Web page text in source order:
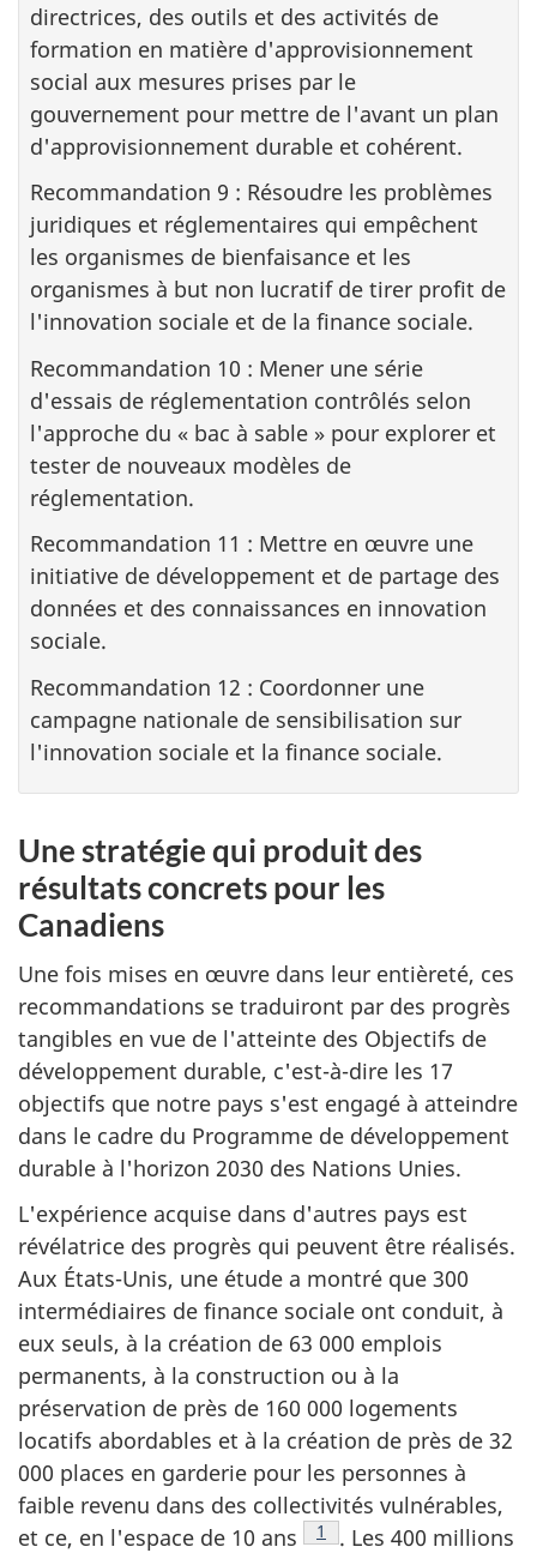
directrices, des outils et des activités de
formation en matière d'approvisionnement
social aux mesures prises par le
gouvernement pour mettre de l'avant un plan
d'approvisionnement durable et cohérent.
Recommandation 9 : Résoudre les problèmes
juridiques et réglementaires qui empêchent
les organismes de bienfaisance et les
organismes à but non lucratif de tirer profit de
l'innovation sociale et de la finance sociale.
Recommandation 10 : Mener une série
d'essais de réglementation contrôlés selon
l'approche du « bac à sable » pour explorer et
tester de nouveaux modèles de
réglementation.
Recommandation 11 : Mettre en œuvre une
initiative de développement et de partage des
données et des connaissances en innovation
sociale.
Recommandation 12 : Coordonner une
campagne nationale de sensibilisation sur
l'innovation sociale et la finance sociale.
Une stratégie qui produit des
résultats concrets pour les
Canadiens
Une fois mises en œuvre dans leur entièreté, ces
recommandations se traduiront par des progrès
tangibles en vue de l'atteinte des Objectifs de
développement durable, c'est-à-dire les 17
objectifs que notre pays s'est engagé à atteindre
dans le cadre du Programme de développement
durable à l'horizon 2030 des Nations Unies.
L'expérience acquise dans d'autres pays est
révélatrice des progrès qui peuvent être réalisés.
Aux États-Unis, une étude a montré que 300
intermédiaires de finance sociale ont conduit, à
eux seuls, à la création de 63 000 emplois
permanents, à la construction ou à la
préservation de près de 160 000 logements
locatifs abordables et à la création de près de 32
000 places en garderie pour les personnes à
faible revenu dans des collectivités vulnérables,
et ce, en l'espace de 10 ans
Note de bas de page
1
. Les 400 millions